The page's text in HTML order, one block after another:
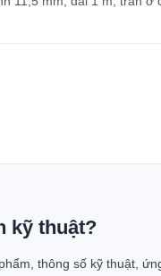
kỹ thuật?
thông số kỹ thuật,